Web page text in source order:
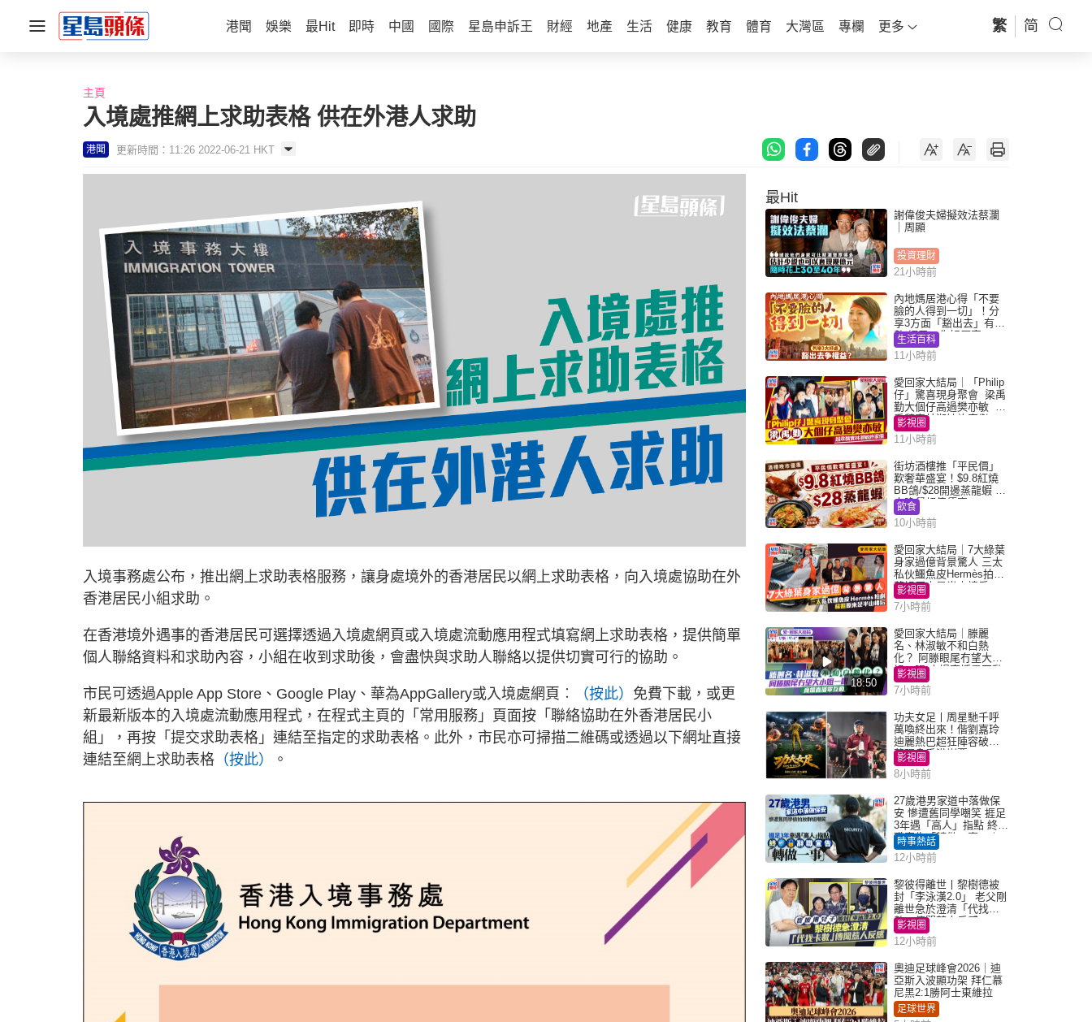
港聞 娛樂 最Hit 即時 中國 國際 星島申訴王 財經 地產 生活 健康 教育 體育 大灣區 專欄 更多 繁 简
主頁
入境處推網上求助表格 供在外港人求助
港聞 更新時間：11:26 2022-06-21 HKT
入境事務處公布，推出網上求助表格服務，讓身處境外的香港居民以網上求助表格，向入境處協助在外
香港居民小組求助。
在香港境外遇事的香港居民可選擇透過入境處網頁或入境處流動應用程式填寫網上求助表格，提供簡單
個人聯絡資料和求助內容，小組在收到求助後，會盡快與求助人聯絡以提供切實可行的協助。
市民可透過Apple App Store、Google Play、華為AppGallery或入境處網頁︰ （按此） 免費下載，或更
新最新版本的入境處流動應用程式，在程式主頁的「常用服務」頁面按「聯絡協助在外香港居民小
組」，再按「提交求助表格」連結至指定的求助表格。此外，市民亦可掃描二維碼或透過以下網址直接
連結至網上求助表格 （按此） 。
最Hit
謝偉俊夫婦擬效法蔡瀾
｜周顯
投資理財
21小時前
內地媽居港心得「不要
臉的人得到一切」！分
享3方面「豁出去」有著
數 網民：你好厲害
生活百科
11小時前
愛回家大結局｜「Philip
仔」驚喜現身聚會 梁禹
勤大個仔高過樊亦敏 超
乖黐實林淑敏許家傑
影視圈
11小時前
街坊酒樓推「平民價」
歎奢華盛宴！$9.8紅燒
BB鴿/$28開邊蒸龍蝦 3
大晚餐超值優惠
飲食
10小時前
愛回家大結局｜7大綠葉
身家過億背景驚人 三太
私伙鱷魚皮Hermès拍劇
蘇姐原來是半山樓后
影視圈
7小時前
18:50
愛回家大結局｜滕麗
名、林淑敏不和白熱
化？ 阿滕眼尾冇望大小
姐一眼 商場直播零互動
影視圈
7小時前
功夫女足丨周星馳千呼
萬喚終出來！偕劉嘉玲
迪麗熱巴超狂陣容破天
荒現身香港謝票
影視圈
8小時前
27歲港男家道中落做保
安 慘遭舊同學嘲笑 捱足
3年遇「高人」指點 終辭
職宣告「轉做一事」｜
Juicy叮
時事熱話
12小時前
黎彼得離世丨黎樹德被
封「李泳漢2.0」 老父剛
離世急於澄清「代找卡
數」傳聞惹人反感
影視圈
12小時前
奧迪足球峰會2026｜迪
亞斯入波顯功架 拜仁慕
尼黑2:1勝阿士東維拉
足球世界